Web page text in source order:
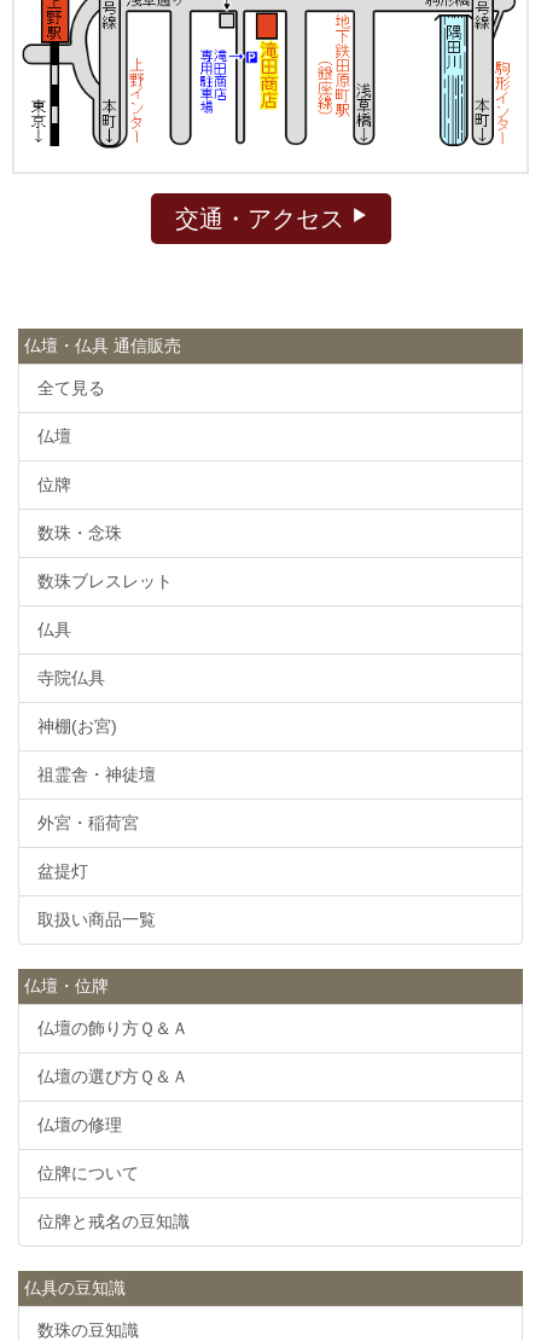
交通・アクセス
仏壇・仏具 通信販売
全て見る
仏壇
位牌
数珠・念珠
数珠ブレスレット
仏具
寺院仏具
神棚(お宮)
祖霊舎・神徒壇
外宮・稲荷宮
盆提灯
取扱い商品一覧
仏壇・位牌
仏壇の飾り方Ｑ＆Ａ
仏壇の選び方Ｑ＆Ａ
仏壇の修理
位牌について
位牌と戒名の豆知識
仏具の豆知識
数珠の豆知識